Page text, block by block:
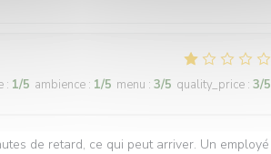
: 1/5 ambience : 1/5 menu : 3/5 quality_price : 3/5
de retard, ce qui peut arriver. Un employé